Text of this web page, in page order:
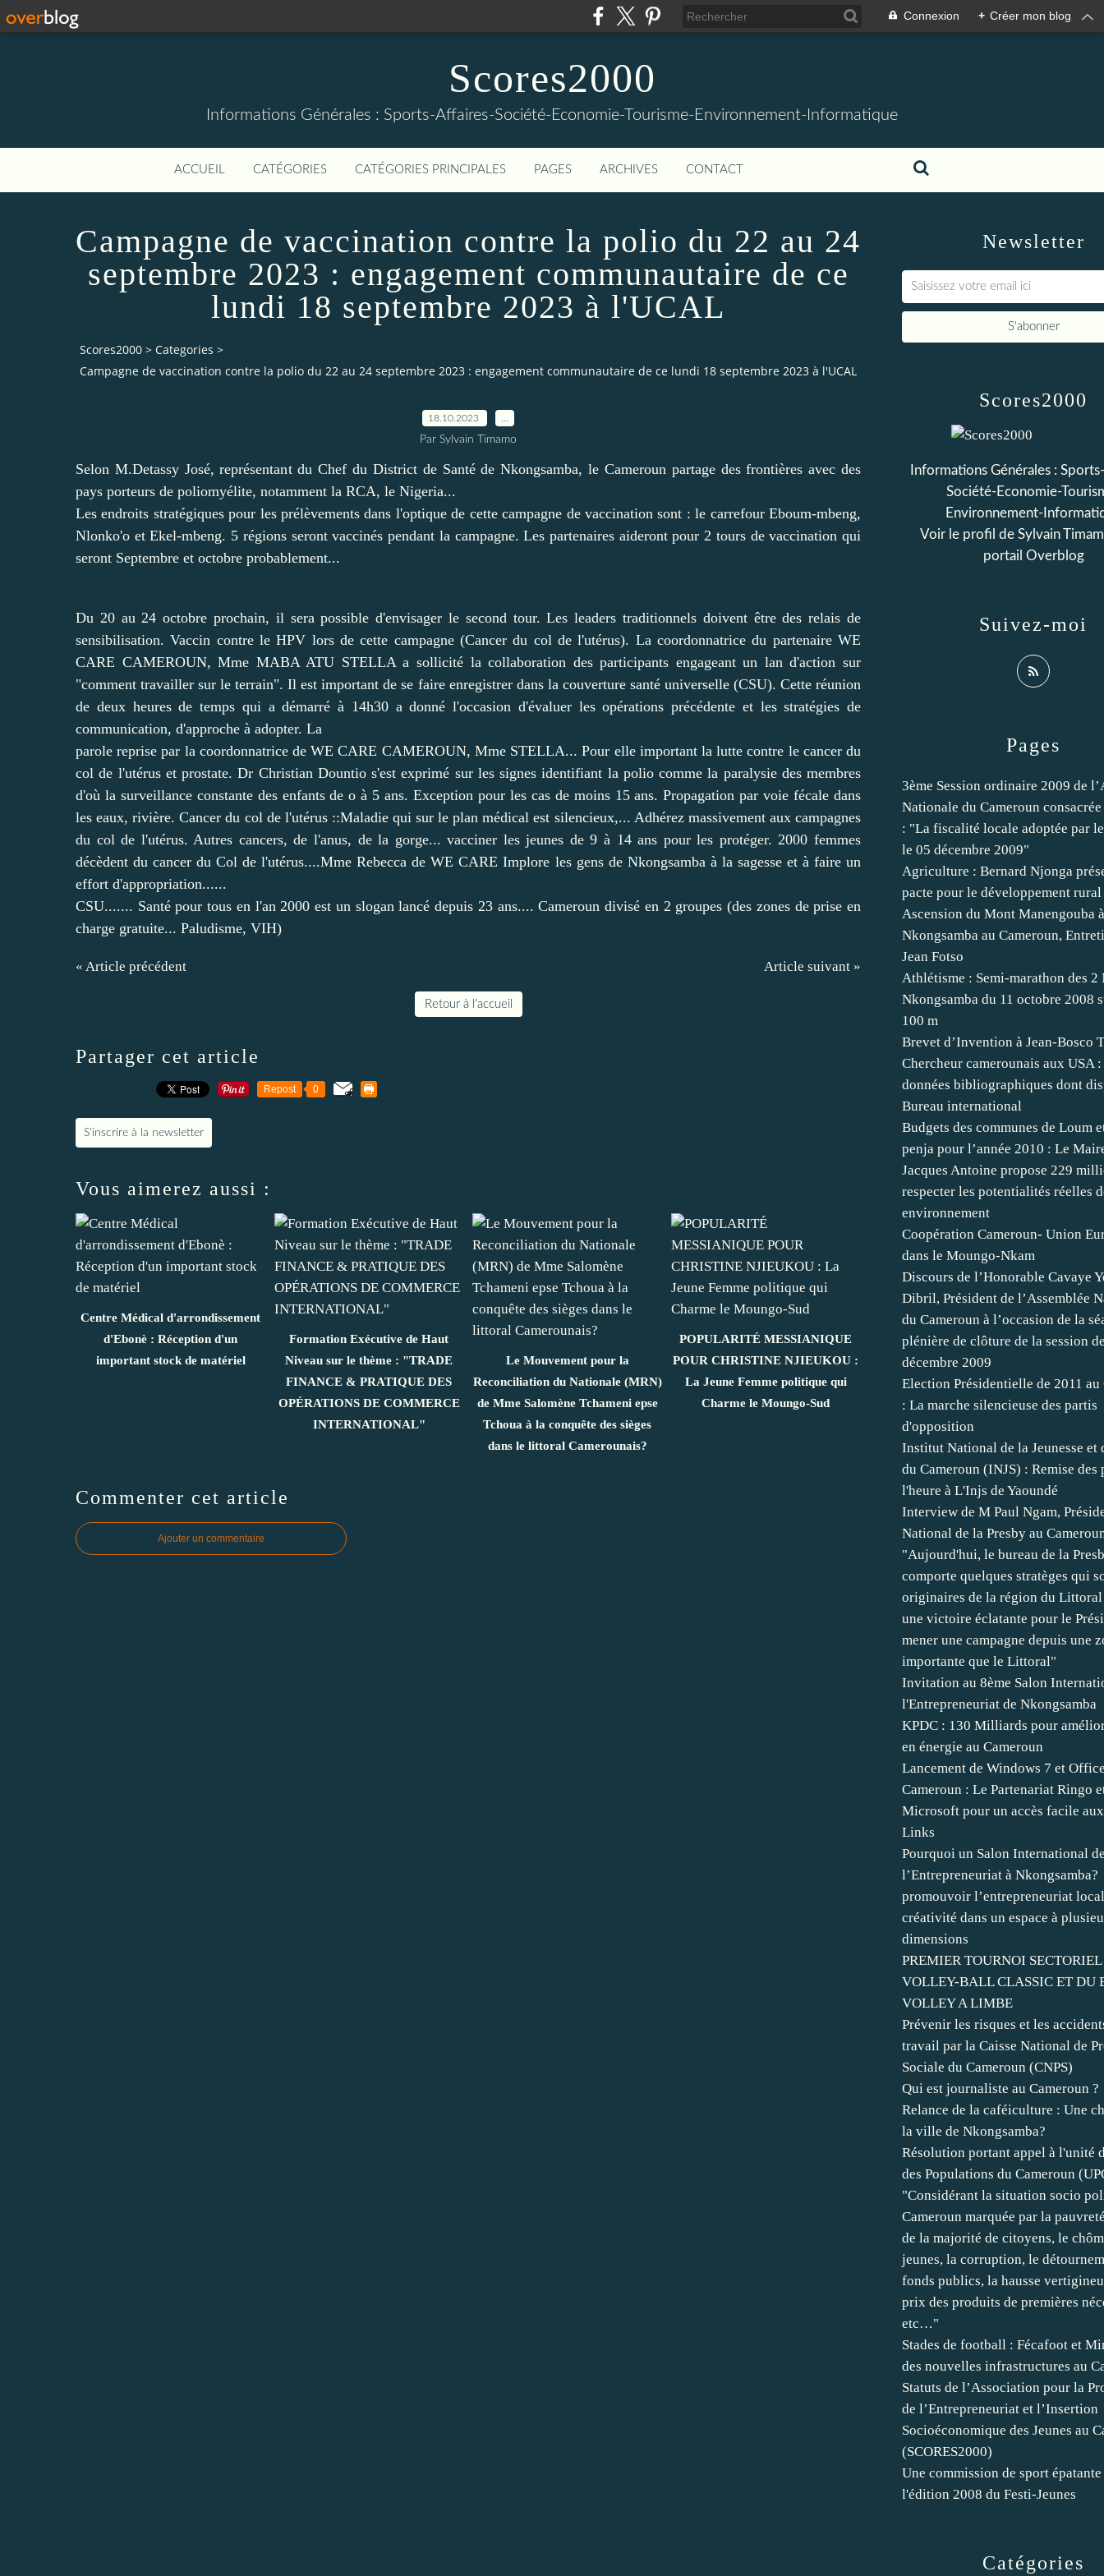
Connexion + Créer mon blog
Scores2000
Informations Générales : Sports-Affaires-Société-Economie-Tourisme-Environnement-Informatique
ACCUEIL CATÉGORIES CATÉGORIES PRINCIPALES PAGES ARCHIVES CONTACT
Campagne de vaccination contre la polio du 22 au 24
septembre 2023 : engagement communautaire de ce
lundi 18 septembre 2023 à l'UCAL
Scores2000 > Categories >
Campagne de vaccination contre la polio du 22 au 24 septembre 2023 : engagement communautaire de ce lundi 18 septembre 2023 à l'UCAL
18.10.2023
Par Sylvain Timamo
Selon M.Detassy José, représentant du Chef du District de Santé de Nkongsamba, le Cameroun partage des frontières avec des
pays porteurs de poliomyélite, notamment la RCA, le Nigeria...
Les endroits stratégiques pour les prélèvements dans l'optique de cette campagne de vaccination sont : le carrefour Eboum-mbeng,
Nlonko'o et Ekel-mbeng. 5 régions seront vaccinés pendant la campagne. Les partenaires aideront pour 2 tours de vaccination qui
seront Septembre et octobre probablement...
Du 20 au 24 octobre prochain, il sera possible d'envisager le second tour. Les leaders traditionnels doivent être des relais de
sensibilisation. Vaccin contre le HPV lors de cette campagne (Cancer du col de l'utérus). La coordonnatrice du partenaire WE
CARE CAMEROUN, Mme MABA ATU STELLA a sollicité la collaboration des participants engageant un lan d'action sur
"comment travailler sur le terrain". Il est important de se faire enregistrer dans la couverture santé universelle (CSU). Cette réunion
de deux heures de temps qui a démarré à 14h30 a donné l'occasion d'évaluer les opérations précédente et les stratégies de
communication, d'approche à adopter. La
parole reprise par la coordonnatrice de WE CARE CAMEROUN, Mme STELLA... Pour elle important la lutte contre le cancer du
col de l'utérus et prostate. Dr Christian Dountio s'est exprimé sur les signes identifiant la polio comme la paralysie des membres
d'où la surveillance constante des enfants de o à 5 ans. Exception pour les cas de moins 15 ans. Propagation par voie fécale dans
les eaux, rivière. Cancer du col de l'utérus ::Maladie qui sur le plan médical est silencieux,... Adhérez massivement aux campagnes
du col de l'utérus. Autres cancers, de l'anus, de la gorge... vacciner les jeunes de 9 à 14 ans pour les protéger. 2000 femmes
décèdent du cancer du Col de l'utérus....Mme Rebecca de WE CARE Implore les gens de Nkongsamba à la sagesse et à faire un
effort d'appropriation......
CSU....... Santé pour tous en l'an 2000 est un slogan lancé depuis 23 ans.... Cameroun divisé en 2 groupes (des zones de prise en
charge gratuite... Paludisme, VIH)
« Article précédent Article suivant »
Retour à l'accueil
Partager cet article
Repost 0
S'inscrire à la newsletter
Vous aimerez aussi :
Centre Médical d'arrondissement
d'Ebonè : Réception d'un
important stock de matériel
Formation Exécutive de Haut
Niveau sur le thème : "TRADE
FINANCE & PRATIQUE DES
OPÉRATIONS DE COMMERCE
INTERNATIONAL"
Le Mouvement pour la
Reconciliation du Nationale (MRN)
de Mme Salomène Tchameni epse
Tchoua à la conquête des sièges
dans le littoral Camerounais?
POPULARITÉ MESSIANIQUE
POUR CHRISTINE NJIEUKOU :
La Jeune Femme politique qui
Charme le Moungo-Sud
Commenter cet article
Ajouter un commentaire
Newsletter
Catégories
Pages
3ème Session ordinaire 2009 de
Nationale du Cameroun
: "La fiscalité locale adoptée par
le 05 décembre 2009"
Agriculture : Bernard Njonga
pacte pour le développement rural
Ascension du Mont Manengouba à
Nkongsamba au Cameroun,
Jean Fotso
Athlétisme : Semi-marathon des 2
Nkongsamba du 11 octobre 2008
100 m
Brevet d’Invention à Jean-Bosco
Chercheur camerounais aux USA
données bibliographiques dont
Bureau international
Budgets des communes de Loum
penja pour l’année 2010 : Le
Jacques Antoine propose 229
respecter les potentialités réelles
environnement
Coopération Cameroun- Union
dans le Moungo-Nkam
Discours de l’Honorable Cavaye
Dibril, Président de l’Assemblée
du Cameroun à l’occasion de la
plénière de clôture de la session
décembre 2009
Election Présidentielle de 2011 au
: La marche silencieuse des partis
d'opposition
Institut National de la Jeunesse et
du Cameroun (INJS) : Remise des
l'heure à L'Injs de Yaoundé
Interview de M Paul Ngam,
National de la Presby au
"Aujourd'hui, le bureau de la
comporte quelques stratèges qui
originaires de la région du Littoral
une victoire éclatante pour le
mener une campagne depuis une
importante que le Littoral"
Invitation au 8ème Salon
l'Entrepreneuriat de Nkongsamba
KPDC : 130 Milliards pour
en énergie au Cameroun
Lancement de Windows 7 et
Cameroun : Le Partenariat Ringo
Microsoft pour un accès facile
Links
Pourquoi un Salon International
l’Entrepreneuriat à Nkongsamba?
promouvoir l’entrepreneuriat
créativité dans un espace à
dimensions
PREMIER TOURNOI
VOLLEY-BALL CLASSIC ET DU
VOLLEY A LIMBE
Prévenir les risques et les
travail par la Caisse National de
Sociale du Cameroun (CNPS)
Qui est journaliste au Cameroun ?
Relance de la caféiculture : Une
la ville de Nkongsamba?
Résolution portant appel à l'unité
des Populations du Cameroun
"Considérant la situation socio
Cameroun marquée par la
de la majorité de citoyens, le
jeunes, la corruption, le
fonds publics, la hausse
prix des produits de premières
etc…"
Stades de football : Fécafoot et
des nouvelles infrastructures au
Statuts de l’Association pour la
de l’Entrepreneuriat et l’Insertion
Socioéconomique des Jeunes au
(SCORES2000)
Une commission de sport
l'édition 2008 du Festi-Jeunes
Scores2000
Informations Générales :
Société-Economie-
Environnement-
Voir le profil de Sylvain
portail Overblog
Suivez-moi